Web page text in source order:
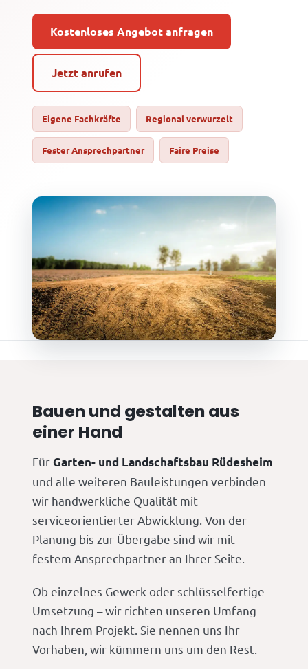
Kostenloses Angebot anfragen
Jetzt anrufen
Eigene Fachkräfte Regional verwurzelt
Fester Ansprechpartner Faire Preise
Bauen und gestalten aus
einer Hand
FürGarten- und Landschaftsbau Rüdesheim
und alle weiteren Bauleistungen verbinden
wir handwerkliche Qualität mit
serviceorientierter Abwicklung. Von der
Planung bis zur Übergabe sind wir mit
festem Ansprechpartner an Ihrer Seite.
Ob einzelnes Gewerk oder schlüsselfertige
Umsetzung – wir richten unseren Umfang
nach Ihrem Projekt. Sie nennen uns Ihr
Vorhaben, wir kümmern uns um den Rest.